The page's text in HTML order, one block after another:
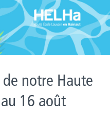
notre Haute
16 août